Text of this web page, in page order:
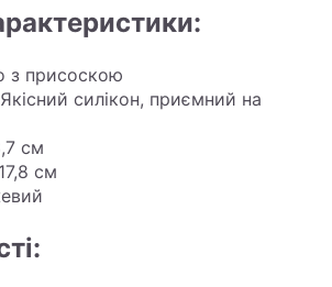
з присоскою
Якісний силікон, приємний на
см
17,8 см